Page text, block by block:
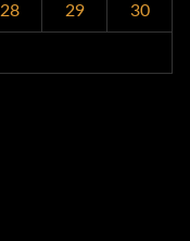
28 29 30